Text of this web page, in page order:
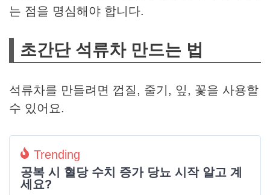
는 점을 명심해야 합니다.
초간단 석류차 만드는 법
석류차를 만들려면 껍질, 줄기, 잎, 꽃을 사용할
수 있어요.
Trending
공복 시 혈당 수치 증가 당뇨 시작 알고 계
세요?